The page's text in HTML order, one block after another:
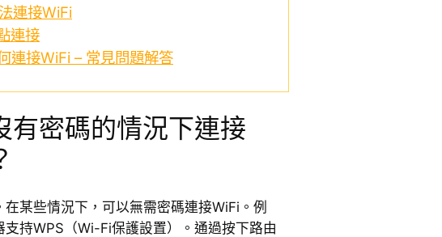
連接WiFi
連接
連接WiFi – 常見問題解答
有密碼的情況下連接
某些情況下，可以無需密碼連接WiFi。例
支持WPS（Wi-Fi保護設置）。通過按下路由